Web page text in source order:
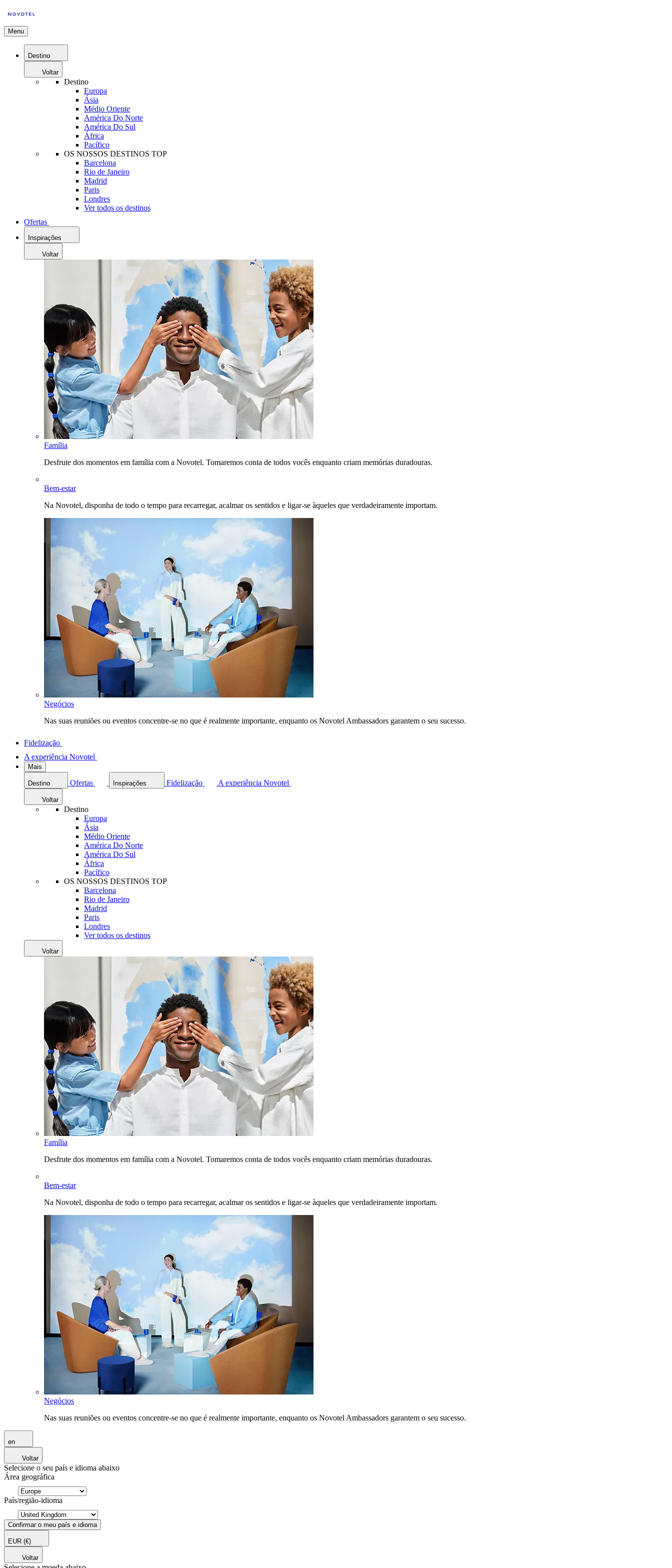
Menu
Destino
Voltar
Destino
Europa
Ásia
Médio Oriente
América Do Norte
América Do Sul
África
Pacífico
OS NOSSOS DESTINOS TOP
Barcelona
Rio de Janeiro
Madrid
Paris
Londres
Ver todos os destinos
Ofertas
Inspirações
Voltar
Família
Desfrute dos momentos em família com a Novotel. Tomaremos conta de todos vocês enquanto criam memórias duradouras.
Bem-estar
Na Novotel, disponha de todo o tempo para recarregar, acalmar os sentidos e ligar-se àqueles que verdadeiramente importam.
Negócios
Nas suas reuniões ou eventos concentre-se no que é realmente importante, enquanto os Novotel Ambassadors garantem o seu sucesso.
Fidelização
A experiência Novotel
Mais
Destino Ofertas Inspirações Fidelização A experiência Novotel
Voltar
Destino
Europa
Ásia
Médio Oriente
América Do Norte
América Do Sul
África
Pacífico
OS NOSSOS DESTINOS TOP
Barcelona
Rio de Janeiro
Madrid
Paris
Londres
Ver todos os destinos
Voltar
Família
Desfrute dos momentos em família com a Novotel. Tomaremos conta de todos vocês enquanto criam memórias duradouras.
Bem-estar
Na Novotel, disponha de todo o tempo para recarregar, acalmar os sentidos e ligar-se àqueles que verdadeiramente importam.
Negócios
Nas suas reuniões ou eventos concentre-se no que é realmente importante, enquanto os Novotel Ambassadors garantem o seu sucesso.
en
Voltar
Selecione o seu país e idioma abaixo
Área geográfica
País/região-idioma
Confirmar o meu país e idioma
EUR (€)
Voltar